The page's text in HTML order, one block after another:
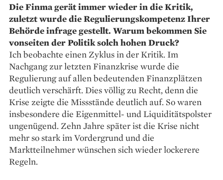
Die Finma gerät immer wieder in die Kritik,
zuletzt wurde die Regulierungskompetenz Ihrer
Behörde infrage gestellt. Warum bekommen Sie
vonseiten der Politik solch hohen Druck?
Ich beobachte einen Zyklus in der Kritik. Im
Nachgang zur letzten Finanzkrise wurde die
Regulierung auf allen bedeutenden Finanz­plätzen
deutlich verschärft. Dies völlig zu Recht, denn die
Krise zeigte die Missstände deutlich auf. So waren
insbesondere die Eigenmittel- und Liquiditätspolster
ungenügend. Zehn Jahre später ist die Krise nicht
mehr so stark im Vordergrund und die
Marktteilnehmer wünschen sich wieder lockerere
Regeln.